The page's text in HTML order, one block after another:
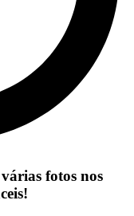
fotos nos